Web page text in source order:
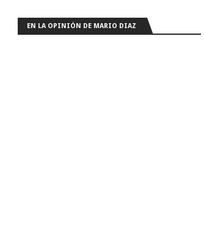
EN LA OPINIÓN DE MARIO DIAZ